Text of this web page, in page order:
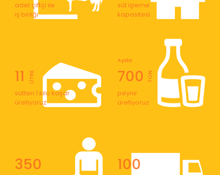
adet çiftçi ile
iş birliği
süt işleme
kapasitesi
11 LİTRE
sütten 1 kilo kaşar
üretiyoruz
700
Ayda
TON
peynir
üretiyoruz
350 100